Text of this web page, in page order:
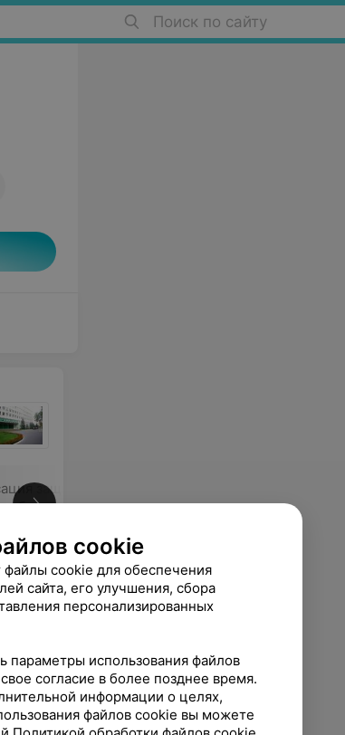
Поиск по сайту
защитным воском
брекета
Все цены
Еще
cookie
файлы cookie для обеспечения
сайта, его улучшения, сбора
персонализированных
параметры использования файлов
согласие в более позднее время.
информации о целях,
файлов cookie вы можете